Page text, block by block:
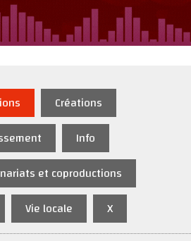
Créations
Info
et coproductions
Vie locale X